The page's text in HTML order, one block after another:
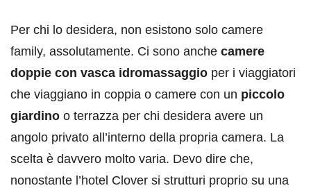
Per chi lo desidera, non esistono solo camere
family, assolutamente. Ci sono anche camere
doppie con vasca idromassaggio per i viaggiatori
che viaggiano in coppia o camere con un piccolo
giardino o terrazza per chi desidera avere un
angolo privato all’interno della propria camera. La
scelta è davvero molto varia. Devo dire che,
nonostante l’hotel Clover si strutturi proprio su una